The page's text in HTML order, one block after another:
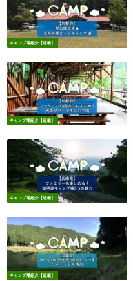
キャンプ場紹介【近畿】
キャンプ場紹介【近畿】
キャンプ場紹介【近畿】
キャンプ場紹介【近畿】